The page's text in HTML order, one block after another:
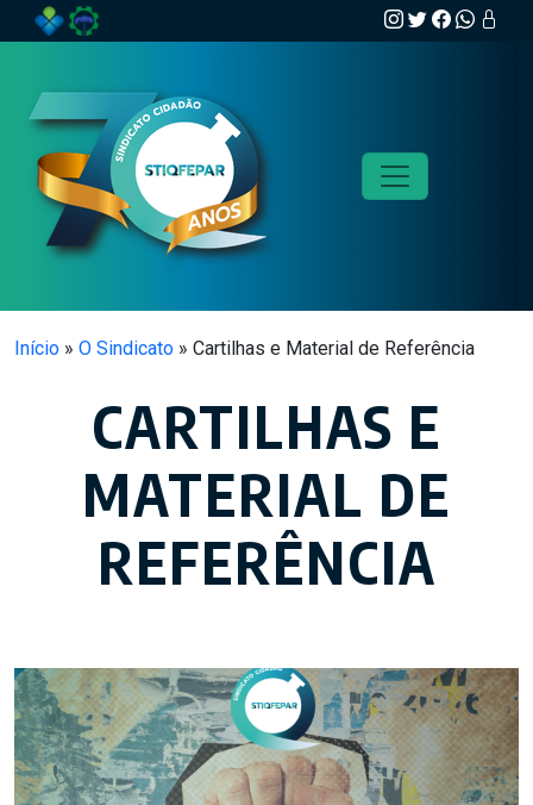
Skip to main content
Início » O Sindicato » Cartilhas e Material de Referência
CARTILHAS E
MATERIAL DE
REFERÊNCIA